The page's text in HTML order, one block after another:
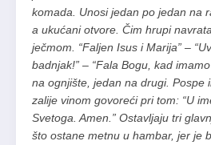
komada. Unosi jedan po jedan na
a ukućani otvore. Čim hrupi
ječmom. “Faljen Isus i Marija” –
badnjak!” – “Fala Bogu, kad
na ognjište, jedan na drugi. Pospe
zalije vinom govoreći pri tom: “U
Svetoga. Amen.” Ostavljaju tri
što ostane metnu u hambar, jer je